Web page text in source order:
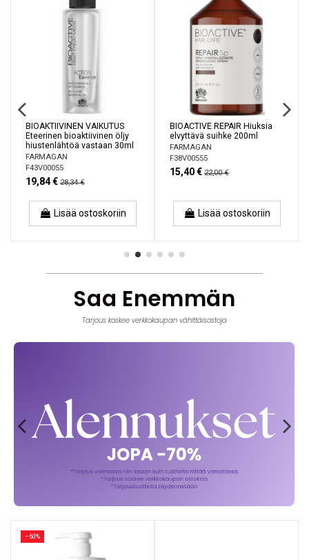
BIOAKTIIVINEN VAIKUTUS
Eteerinen bioaktiivinen öljy
hiustenlähtöä vastaan ​​30ml
FARMAGAN
F43V00055
19,84 € 28,34 €
Lisää ostoskoriin
BIOACTIVE REPAIR Hiuksia
elvyttävä suihke 200ml
FARMAGAN
F38V00555
15,40 € 22,00 €
Lisää ostoskoriin
Saa Enemmän
Tarjous koskee verkkokaupan vähittäisostoja
−60%